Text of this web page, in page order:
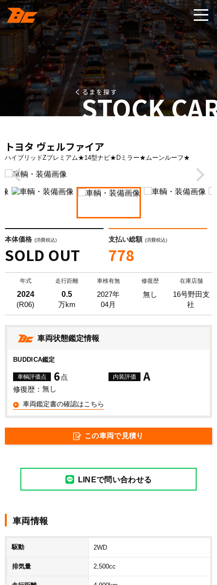
くるまを探す
STOCK
トヨタ ヴェルファイア
ハイブリッドZプレミアム★14型ナビ★Dミラー★ムーンルーフ★
本体価格 (消費税込)
SOLD OUT
支払い総額 (消費税込)
778
年式
2024
(R06)
走行距離
0.5
万km
車検有無
2027年
04月
修復歴
無し
在庫店舗
16号野田支
社
車両状態鑑定情報
BUDDICA鑑定
車輌評価点 6 点 内装評価 A
修復歴： 無し
車両鑑定書の確認はこちら
この車両で見積り
LINEで問い合わせる
車両情報
駆動 2WD
排気量 2,500cc